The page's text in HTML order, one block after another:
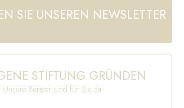
SIE UNSEREN NEWSLETTER
STIFTUNG GRÜNDEN
Unsere Berater sind für Sie da